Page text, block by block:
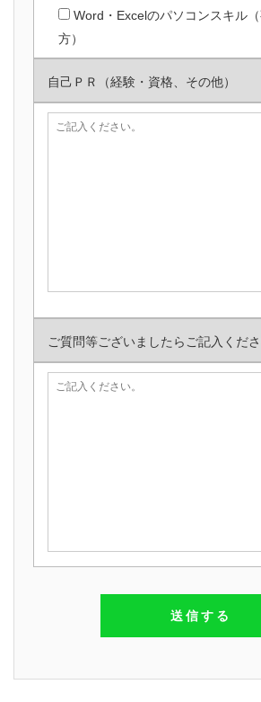
Word・Excelのパソコンスキル
方）
自己ＰＲ（経験・資格、その他）
ご質問等ございましたらご記入くださ